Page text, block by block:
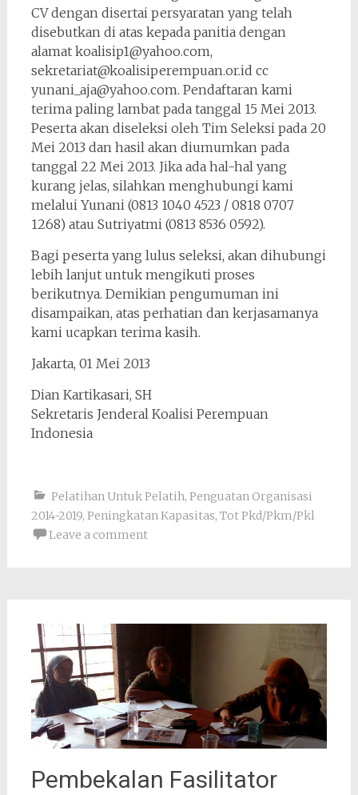
CV dengan disertai persyaratan yang telah
disebutkan di atas kepada panitia dengan
alamat koalisip1@yahoo.com,
sekretariat@koalisiperempuan.or.id cc
yunani_aja@yahoo.com. Pendaftaran kami
terima paling lambat pada tanggal 15 Mei 2013.
Peserta akan diseleksi oleh Tim Seleksi pada 20
Mei 2013 dan hasil akan diumumkan pada
tanggal 22 Mei 2013. Jika ada hal-hal yang
kurang jelas, silahkan menghubungi kami
melalui Yunani (0813 1040 4523 / 0818 0707
1268) atau Sutriyatmi (0813 8536 0592).
Bagi peserta yang lulus seleksi, akan dihubungi
lebih lanjut untuk mengikuti proses
berikutnya. Demikian pengumuman ini
disampaikan, atas perhatian dan kerjasamanya
kami ucapkan terima kasih.
Jakarta, 01 Mei 2013
Dian Kartikasari, SH
Sekretaris Jenderal Koalisi Perempuan
Indonesia
Pelatihan Untuk Pelatih, Penguatan Organisasi
2014-2019, Peningkatan Kapasitas, Tot Pkd/Pkm/Pkl
Leave a comment
Pembekalan Fasilitator